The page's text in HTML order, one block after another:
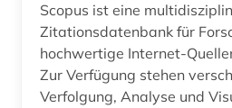
Scopus ist eine
Zitationsdatenbank für
hochwertige Internet-
Zur Verfügung stehen
Verfolgung, Analyse und